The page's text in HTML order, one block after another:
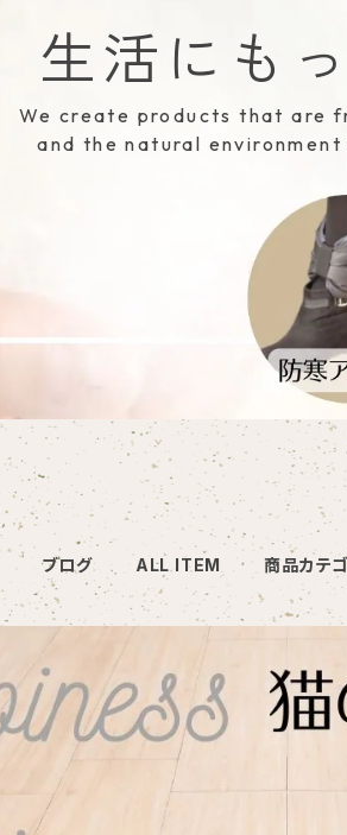
生活にも
We create products that are
and the natural
ブログ ALL ITEM 商品カテ